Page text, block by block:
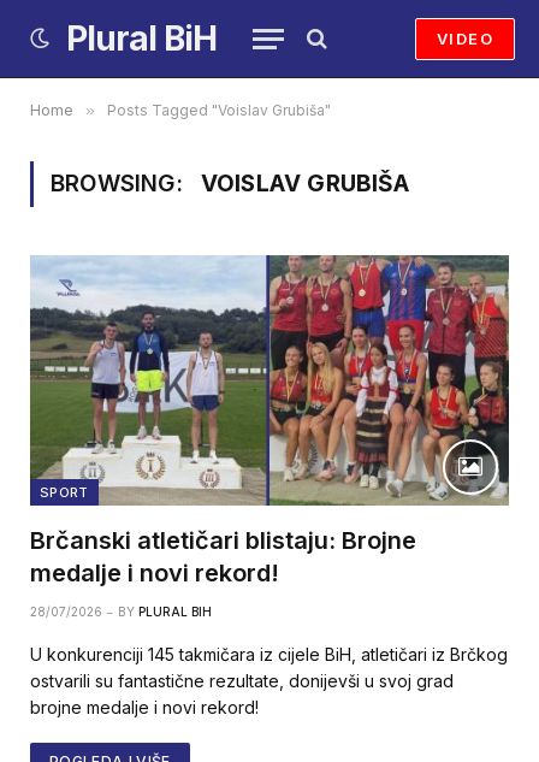
Plural BiH VIDEO
Home » Posts Tagged "Voislav Grubiša"
BROWSING: VOISLAV GRUBIŠA
SPORT
Brčanski atletičari blistaju: Brojne
medalje i novi rekord!
28/07/2026 BY PLURAL BIH
U konkurenciji 145 takmičara iz cijele BiH, atletičari iz Brčkog
ostvarili su fantastične rezultate, donijevši u svoj grad
brojne medalje i novi rekord!